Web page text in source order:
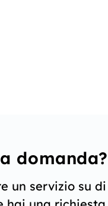
domanda?
un servizio su